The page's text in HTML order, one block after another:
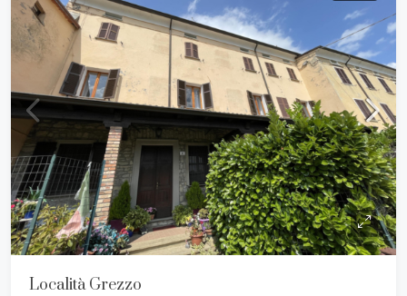
Località Grezzo